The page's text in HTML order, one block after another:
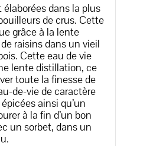
dans la plus
de crus. Cette
grâce à la lente
raisins dans un vieil
Cette eau de vie
lente distillation, ce
toute la finesse de
de-vie de caractère
ainsi qu’un
à la fin d’un bon
un sorbet, dans un